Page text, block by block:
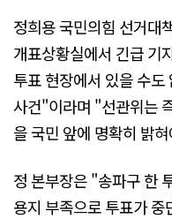
정희용 국민의힘 선거대
개표상황실에서 긴급 기
투표 현장에서 있을 수
사건"이라며 "선관위는
을 국민 앞에 명확히 밝
정 본부장은 "송파구 한
용지 부족으로 투표가